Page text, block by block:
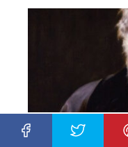
Frases